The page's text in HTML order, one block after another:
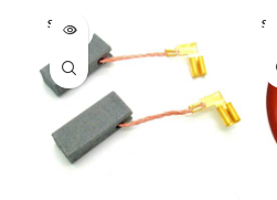
SOLD O
UT